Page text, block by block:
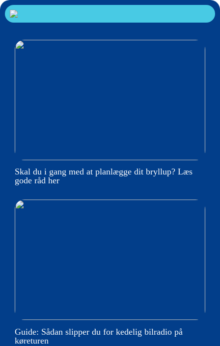
Skal du i gang med at planlægge dit bryllup? Læs
gode råd her
Guide: Sådan slipper du for kedelig bilradio på
køreturen